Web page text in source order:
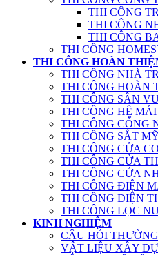
THI CÔNG
THI CÔNG
THI CÔNG
THI CÔNG
THI CÔNG HOÀN
THI CÔNG NHÀ
THI CÔNG HOÀN
THI CÔNG SÂN
THI CÔNG HỆ MÁI
THI CÔNG CỔNG
THI CÔNG SẮT
THI CÔNG CỬA
THI CÔNG CỬA
THI CÔNG CỬA
THI CÔNG ĐIỆN
THI CÔNG ĐIỆN
THI CÔNG LỌC
KINH NGHIỆM
CÂU HỎI
VẬT LIỆU XÂY